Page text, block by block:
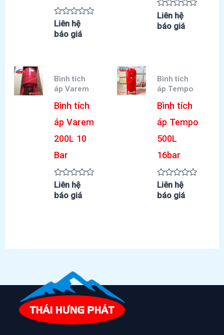
Được
xếp
hạng
Liên hệ
báo giá
Được
xếp
hạng
Liên hệ
báo giá
Bình tích
áp Varem
Bình tích
áp Varem
200L 10
Bar
Được
xếp
hạng
Liên hệ
báo giá
Bình tích
áp Tempo
Bình tích
áp Tempo
500L
16bar
Được
xếp
hạng
Liên hệ
báo giá